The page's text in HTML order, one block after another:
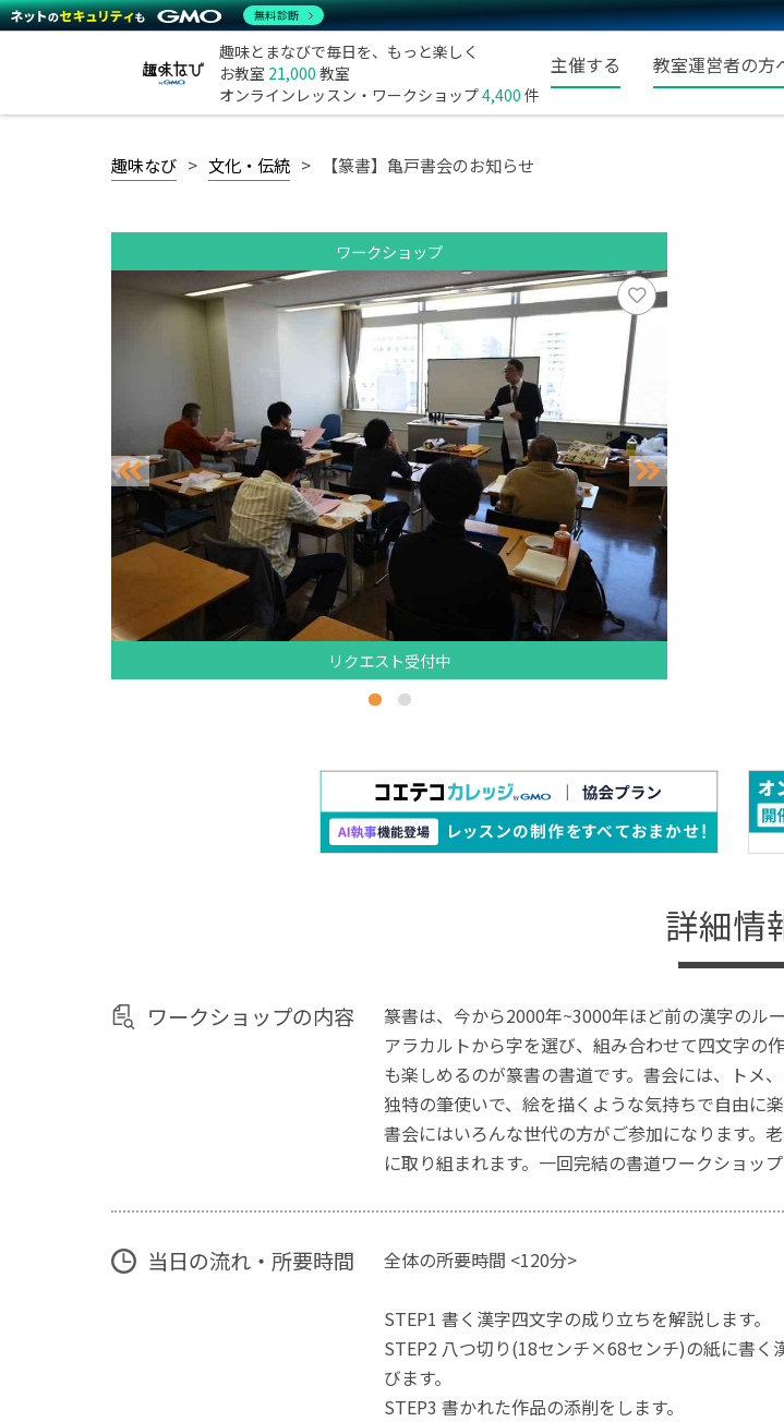
趣味とまなびで毎日を、もっと楽しく
お教室 21,000 教室
オンラインレッスン・ワークショップ4,400 件
主催する 教室運営者の方
趣味なび 文化・伝統 【篆書】亀戸書会のお知らせ
ワークショップ
リクエスト受付中
詳細情
ワークショップの内容
篆書は、今から2000年~3000年ほど前の漢字のル
アラカルトから字を選び、組み合わせて四文字の
も楽しめるのが篆書の書道です。書会には、トメ
独特の筆使いで、絵を描くような気持ちで自由に
書会にはいろんな世代の方がご参加になります。
に取り組まれます。一回完結の書道ワークショッ
当日の流れ・所要時間 全体の所要時間 <120分>
STEP1 書く漢字四文字の成り立ちを解説します。
STEP2 八つ切り(18センチ×68センチ)の紙に書
びます。
STEP3 書かれた作品の添削をします。
無料診断